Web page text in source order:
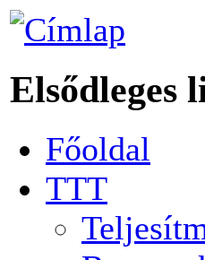
Elsődleges
Főoldal
TTT